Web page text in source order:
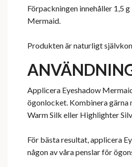
Förpackningen innehåller 1,5
Mermaid.
Produkten är naturligt
Applicera Eyeshadow
ögonlocket. Kombinera gärna
Warm Silk eller Highlighter
För bästa resultat, applicera
någon av våra penslar för